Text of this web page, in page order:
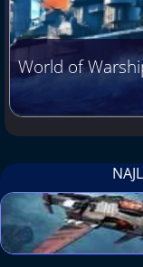
World of